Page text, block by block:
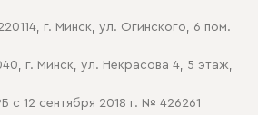
обработки cookie
г. Минск, ул. Огинского, 6 пом.
г. Минск, ул. Некрасова 4, 5 этаж,
с 12 сентября 2018 г. № 426261